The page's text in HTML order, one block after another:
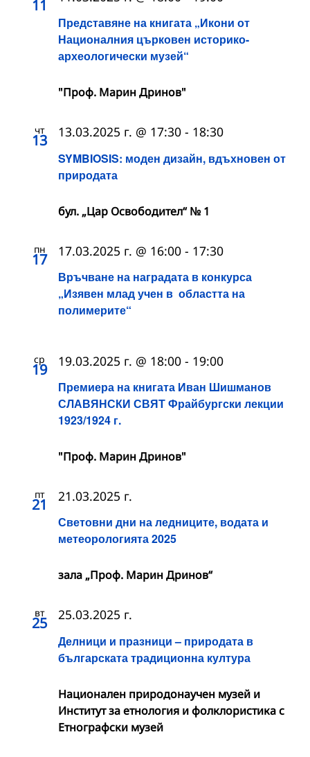
11
Представяне на книгата „Икони от
Националния църковен историко-
археологически музей“
"Проф. Марин Дринов"
чт
13
SYMBIOSIS: моден дизайн, вдъхновен от
природата
13.03.2025 г. @ 17:30 - 18:30
бул. „Цар Освободител“ № 1
пн
17
Връчване на наградата в конкурса
„Изявен млад учен в областта на
полимерите“
17.03.2025 г. @ 16:00 - 17:30
ср
19
Премиера на книгата Иван Шишманов
СЛАВЯНСКИ СВЯТ Фрайбургски лекции
1923/1924 г.
19.03.2025 г. @ 18:00 - 19:00
"Проф. Марин Дринов"
пт
21
Световни дни на ледниците, водата и
метеорологията 2025
21.03.2025 г.
зала „Проф. Марин Дринов“
вт
25
Делници и празници – природата в
българската традиционна култура
25.03.2025 г.
Национален природонаучен музей и
Институт за етнология и фолклористика с
Етнографски музей